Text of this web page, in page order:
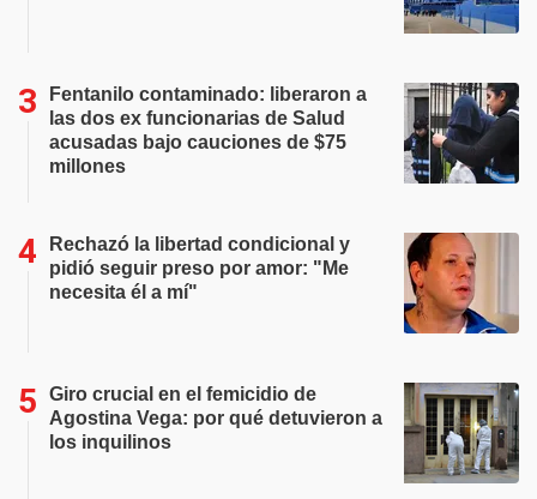
Fentanilo contaminado: liberaron a
las dos ex funcionarias de Salud
acusadas bajo cauciones de $75
millones
Rechazó la libertad condicional y
pidió seguir preso por amor: "Me
necesita él a mí"
Giro crucial en el femicidio de
Agostina Vega: por qué detuvieron a
los inquilinos